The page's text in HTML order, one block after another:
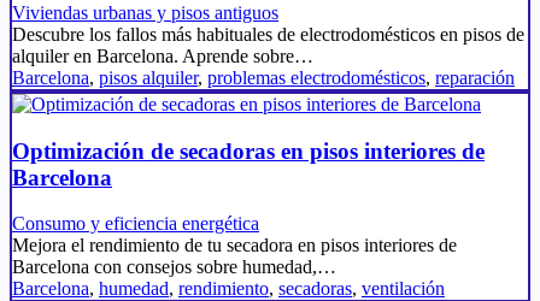
Viviendas urbanas y pisos antiguos
Descubre los fallos más habituales de electrodomésticos en pisos de
alquiler en Barcelona. Aprende sobre…
Barcelona, pisos alquiler, problemas electrodomésticos, reparación
Optimización de secadoras en pisos interiores de
Barcelona
Consumo y eficiencia energética
Mejora el rendimiento de tu secadora en pisos interiores de
Barcelona con consejos sobre humedad,…
Barcelona, humedad, rendimiento, secadoras, ventilación